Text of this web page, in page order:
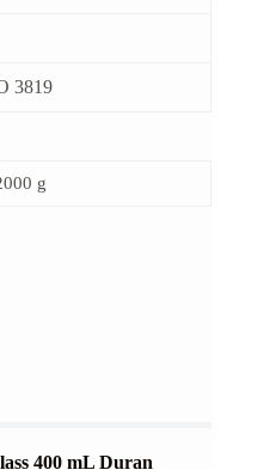
3819
g
400 mL Duran